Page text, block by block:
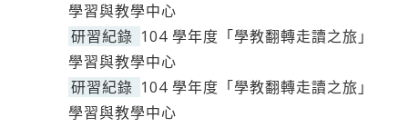
學習與教學中心
研習紀錄 104 學年度「學教翻轉走讀之旅」
學習與教學中心
研習紀錄 104 學年度「學教翻轉走讀之旅」
學習與教學中心